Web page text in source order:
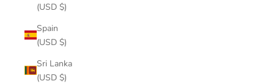
(USD $)
Spain
(USD $)
Sri Lanka
(USD $)